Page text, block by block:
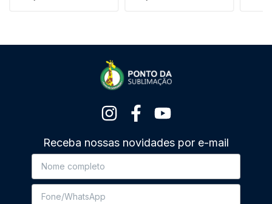
Receba nossas novidades por e-mail